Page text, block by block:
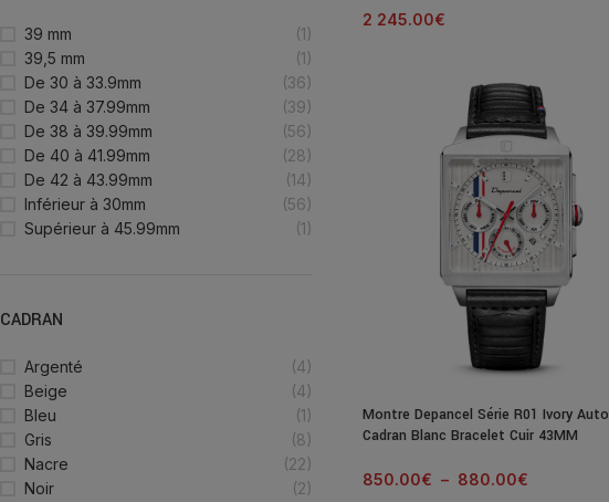
39 mm
(1)
39,5 mm
(1)
De 30 à 33.9mm
(36)
De 34 à 37.99mm
(39)
De 38 à 39.99mm
(56)
De 40 à 41.99mm
(28)
De 42 à 43.99mm
(14)
Inférieur à 30mm
(56)
Supérieur à 45.99mm
(1)
CADRAN
Argenté
(4)
Beige
(4)
Bleu
(1)
Gris
(8)
Nacre
(22)
Noir
(2)
2 245.00€
Montre Depancel Série R01 Ivory Auto
Cadran Blanc Bracelet Cuir 43MM
850.00€ – 880.00€